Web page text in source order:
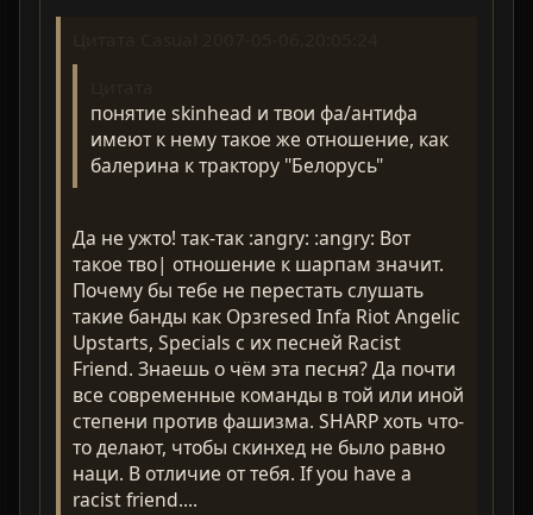
понятие skinhead и твои фа/антифа
имеют к нему такое же отношение, как
балерина к трактору "Белорусь"
Да не ужто! так-так :angry: :angry: Вот
такое тво| отношение к шарпам значит.
Почему бы тебе не перестать слушать
такие банды как Opзresed Infa Riot Angelic
Upstarts, Specials с их песней Racist
Friend. Знаешь о чём эта песня? Да почти
все современные команды в той или иной
степени против фашизма. SHARP хоть что-
то делают, чтобы скинхед не было равно
наци. В отличие от тебя. If you have a
racist friend....